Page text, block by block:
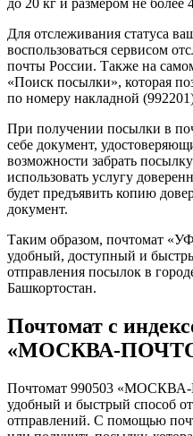
Для отслеживания статуса
воспользоваться сервисом
почты России. Также на
«Поиск посылки», которая
по номеру накладной
При получении посылки в
себе документ,
возможности забрать
использовать услугу
будет предъявить копию
документ.
Таким образом, почтомат
удобный, доступный и
отправления посылок в
Башкортостан.
Почтомат с
«МОСКВА-
Почтомат 990503
удобный и быстрый способ
отправлений. С помощью